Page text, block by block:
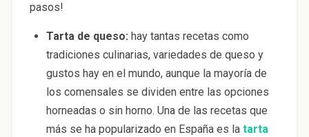
pasos!
Tarta de queso: hay tantas recetas como
tradiciones culinarias, variedades de queso y
gustos hay en el mundo, aunque la mayoría de
los comensales se dividen entre las opciones
horneadas o sin horno. Una de las recetas que
más se ha popularizado en España es la tarta